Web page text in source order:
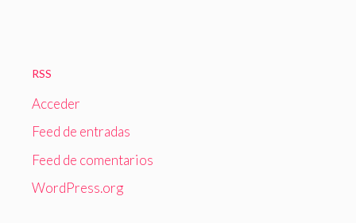
RSS
Acceder
Feed de entradas
Feed de comentarios
WordPress.org